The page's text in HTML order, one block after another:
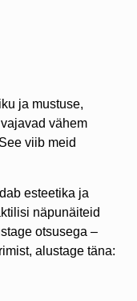
ja mustuse,
vähem
viib meid
esteetika ja
näpunäiteid
otsusega –
alustage täna: